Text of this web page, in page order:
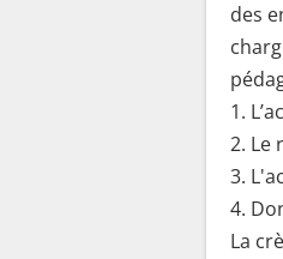
des
1.
2. Le
3.
4.
La